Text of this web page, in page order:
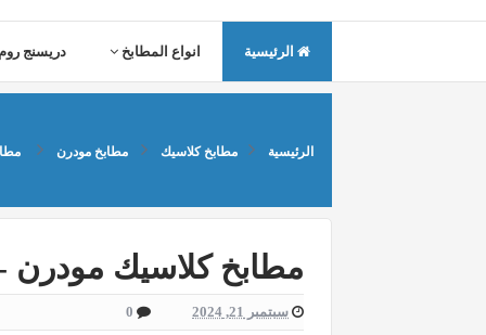
الرئيسية انواع المطابخ دريسنج
الرئيسية مطابخ كلاسيك مطابخ مودرن
مطابخ كلاسيك مودرن
سبتمبر 21, 2024 0